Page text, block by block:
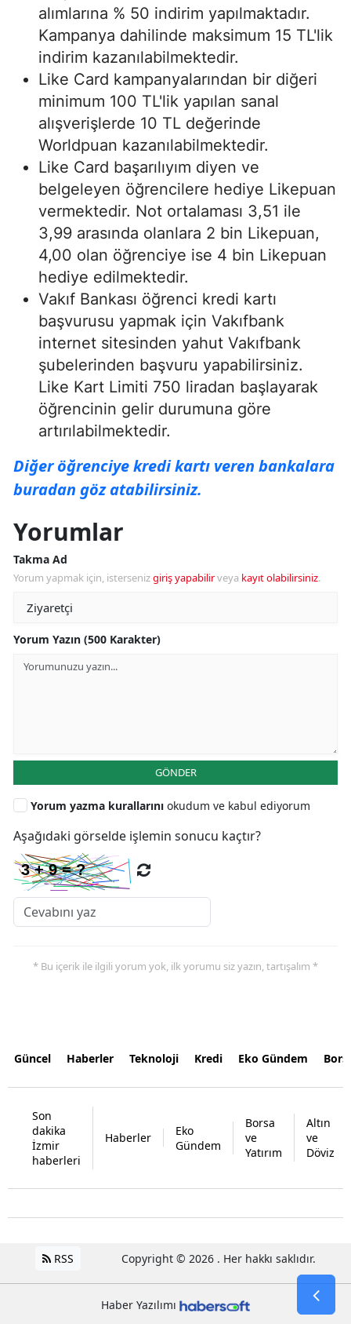
alımlarına % 50 indirim yapılmaktadır.
Kampanya dahilinde maksimum 15 TL'lik
indirim kazanılabilmektedir.
Like Card kampanyalarından bir diğeri
minimum 100 TL'lik yapılan sanal
alışverişlerde 10 TL değerinde
Worldpuan kazanılabilmektedir.
Like Card başarılıyım diyen ve
belgeleyen öğrencilere hediye Likepuan
vermektedir. Not ortalaması 3,51 ile
3,99 arasında olanlara 2 bin Likepuan,
4,00 olan öğrenciye ise 4 bin Likepuan
hediye edilmektedir.
Vakıf Bankası öğrenci kredi kartı
başvurusu yapmak için Vakıfbank
internet sitesinden yahut Vakıfbank
şubelerinden başvuru yapabilirsiniz.
Like Kart Limiti 750 liradan başlayarak
öğrencinin gelir durumuna göre
artırılabilmektedir.
Diğer öğrenciye kredi kartı veren bankalara
buradan göz atabilirsiniz.
Yorumlar
Takma Ad
Yorum yapmak için, istersenizgiriş yapabilirveya kayıt olabilirsiniz.
Yorum Yazın (500 Karakter)
GÖNDER
Yorum yazma kurallarını okudum ve kabul ediyorum
Aşağıdaki görselde işlemin sonucu kaçtır?
* Bu içerik ile ilgili yorum yok, ilk yorumu siz yazın, tartışalım *
Güncel Haberler Teknoloji Kredi Eko Gündem
Son
dakika
İzmir
haberleri
Haberler
Eko
Gündem
Borsa
ve
Yatırım
Altın
ve
Döviz
RSS Copyright © 2026 . Her hakkı saklıdır.
Haber Yazılımı